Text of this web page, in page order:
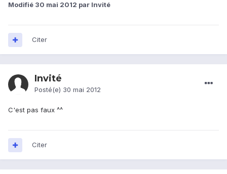
Modifié 30 mai 2012 par Invité
Citer
Invité
Posté(e) 30 mai 2012
C'est pas faux ^^
Citer